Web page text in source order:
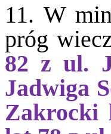
11. W
próg
82 z ul.
Jadwiga
Zakrocki